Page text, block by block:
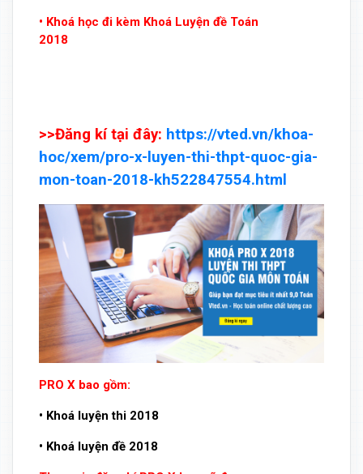
• Khoá học đi kèm Khoá Luyện đề Toán
2018
>>Đăng kí tại đây: https://vted.vn/khoa-
hoc/xem/pro-x-luyen-thi-thpt-quoc-gia-
mon-toan-2018-kh522847554.html
PRO X bao gồm:
• Khoá luyện thi 2018
• Khoá luyện đề 2018